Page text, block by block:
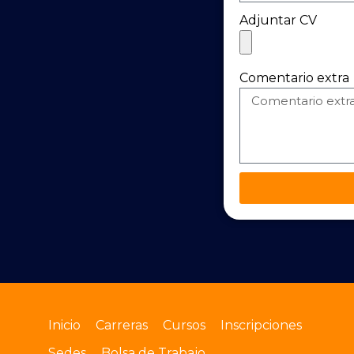
Adjuntar CV
Comentario extra
Inicio Carreras Cursos
Inscripciones